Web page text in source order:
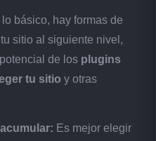
básico, hay formas de
sitio al siguiente nivel,
de los plugins
tu sitio y otras
Es mejor elegir